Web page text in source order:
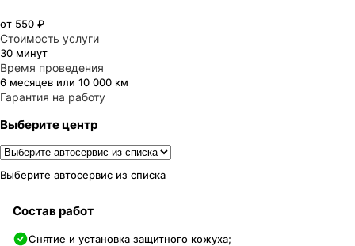
от 550 ₽
Стоимость услуги
30 минут
Время проведения
6 месяцев или 10 000 км
Гарантия на работу
Выберите центр
Выберите автосервис из списка
Состав работ
Снятие и установка защитного кожуха;